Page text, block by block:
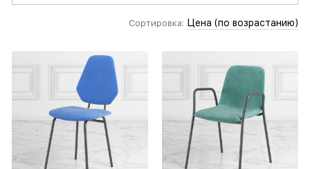
Сортировка: Цена (по возрастанию)